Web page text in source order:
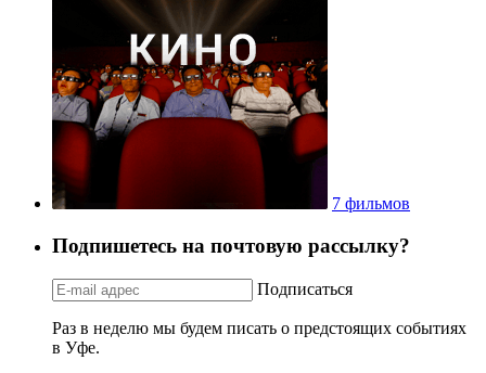
7 фильмов
Подпишетесь на почтовую рассылку?
Подписаться
Раз в неделю мы будем писать о предстоящих событиях
в Уфе.